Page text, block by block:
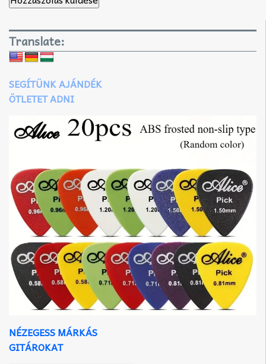
Translate:
SEGÍTÜNK AJÁNDÉK
ÖTLETET ADNI
NÉZEGESS MÁRKÁS
GITÁROKAT